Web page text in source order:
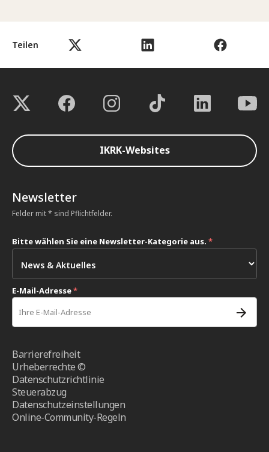
Teilen
IKRK-Websites
Newsletter
Felder mit * sind Pflichtfelder.
Bitte wählen Sie eine Newsletter-Kategorie aus. *
E-Mail-Adresse*
Barrierefreiheit
Urheberrechte ©
Datenschutzrichtlinie
Steuerabzug
Datenschutzeinstellungen
Online-Community-Regeln